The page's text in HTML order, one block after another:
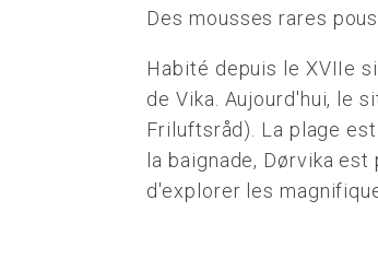
Des mousses rares
Habité depuis le XVIIe
de Vika. Aujourd'hui, le
Friluftsråd). La plage
la baignade, Dørvika
d'explorer les